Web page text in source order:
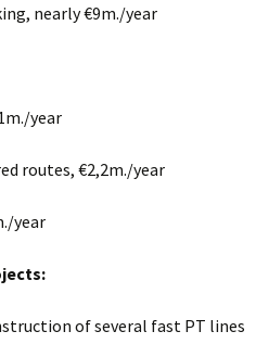
nearly€9m./year
year
routes, €2,2m./year
year
of several fast PT lines